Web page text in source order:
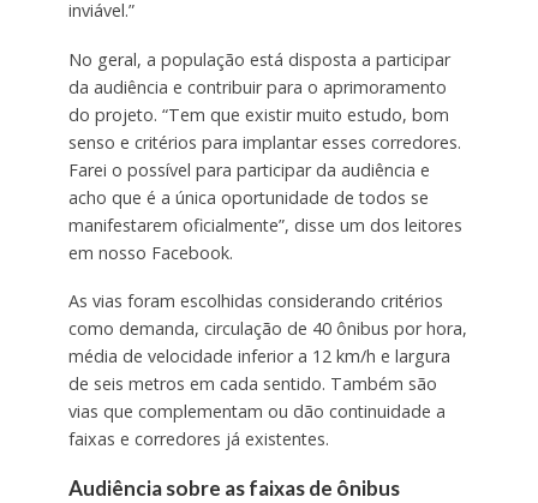
inviável.”
No geral, a população está disposta a participar
da audiência e contribuir para o aprimoramento
do projeto. “Tem que existir muito estudo, bom
senso e critérios para implantar esses corredores.
Farei o possível para participar da audiência e
acho que é a única oportunidade de todos se
manifestarem oficialmente”, disse um dos leitores
em nosso Facebook.
As vias foram escolhidas considerando critérios
como demanda, circulação de 40 ônibus por hora,
média de velocidade inferior a 12 km/h e largura
de seis metros em cada sentido. Também são
vias que complementam ou dão continuidade a
faixas e corredores já existentes.
Audiência sobre as faixas de ônibus